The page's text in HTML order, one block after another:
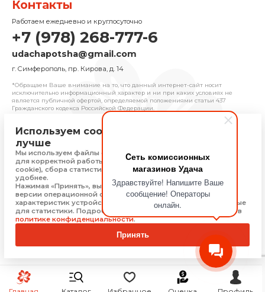
Cеть комиссионных
магазинов Удача
Здравствуйте! Напишите Ваше
сообщение! Операторы
онлайн.
Контакты
Работаем ежедневно и круглосуточно
+7 (978) 268-777-6
udachapotsha@gmail.com
г. Cимферополь, пр. Кирова, д. 14
*Обращаем Ваше внимание на то, что данный интернет-сайт носит
исключительно информационный характер и ни при каких условиях не
является публичной офертой, определяемой положениями cтатьи 437
Гражданского кодекса Российской Федерации.
© 2025 «Удача» | Франчайзинговая сеть
Политика конфиденциальности
Присоединяйтесь
Скачать приложение
Используем cookie, чтобы сайт работал
лучше
Мы используем файлы cookie, Яндекс Метрику и 1С-Битрикс
для корректной работы сайта (технически необходимые
cookie), сбора статистики, чтобы сайт работал быстрее и
удобнее.
Нажимая «Принять», вы соглашаетесь на обработку: типа,
версии операционной системы и браузера, технических
характеристик устройства, технические данные, необходимые
для статистики. Подробную информацию Вы можете найти в
политике конфиденциальности.
Принять